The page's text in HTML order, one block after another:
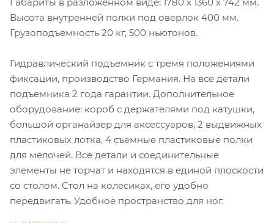
Высота внутренней полки под оверлок 400 мм.
Грузоподъемность 20 кг, 500 ньютонов.
Гидравлический подъемник с тремя положениями
фиксации, производство Германия. На все детали
подъемника 2 года гарантии. Дополнительное
оборудование: короб с держателями под катушки,
большой органайзер для аксессуаров, 2 выдвижных
пластиковых лотка, 4 съемные пластиковые полки
для мелочей. Все детали и соединительные
элементы не торчат и находятся в единой плоскости
со столом. Стол на колесиках, его удобно
передвигать. Удобное пространство для ног.